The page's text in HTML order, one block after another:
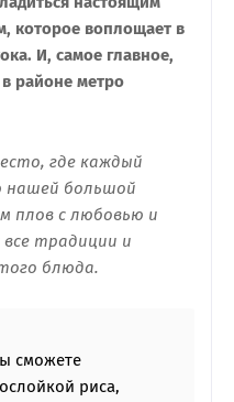
которое воплощает в
И, самое главное,
районе метро
где каждый
нашей большой
плов с любовью и
традиции и
блюда.
сможете
риса,